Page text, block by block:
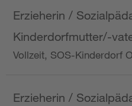
Erzieherin /
Kinderdorfmutter/-
Vollzeit, SOS-Kinderdorf
Erzieherin /